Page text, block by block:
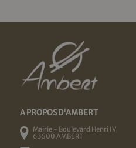
A PROPOS D'AMBERT
Mairie - Boulevard Henri IV
63600 AMBERT